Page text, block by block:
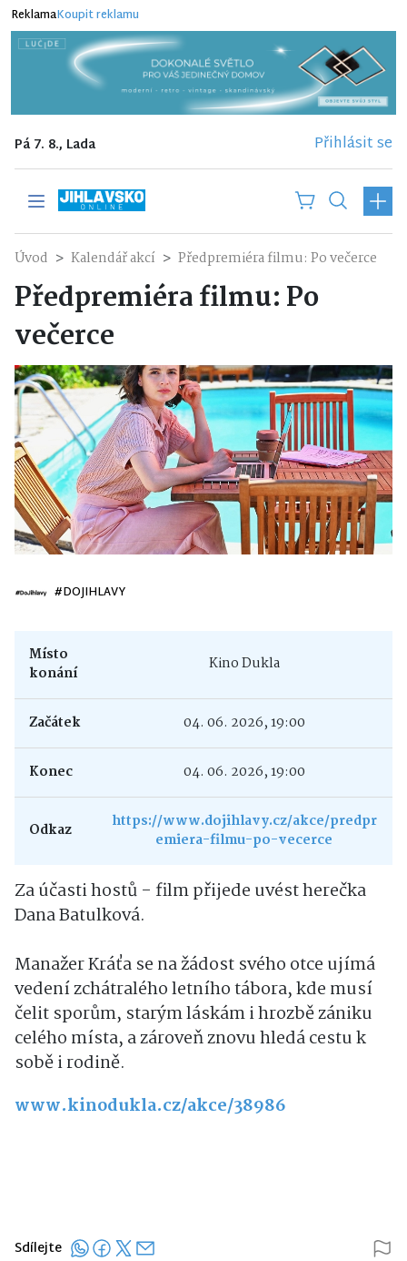
ReklamaKoupit reklamu
Pá 7. 8., Lada Přihlásit se
Úvod Kalendář akcí Předpremiéra filmu: Po večerce
Předpremiéra filmu: Po
večerce
#DOJIHLAVY
Místo
konání
Kino Dukla
Začátek 04. 06. 2026, 19:00
Konec 04. 06. 2026, 19:00
Odkaz
https://www.dojihlavy.cz/akce/predpr
emiera-filmu-po-vecerce
Za účasti hostů - film přijede uvést herečka
Dana Batulková.
Manažer Kráťa se na žádost svého otce ujímá
vedení zchátralého letního tábora, kde musí
čelit sporům, starým láskám i hrozbě zániku
celého místa, a zároveň znovu hledá cestu k
sobě i rodině.
www.kinodukla.cz/akce/38986
Sdílejte